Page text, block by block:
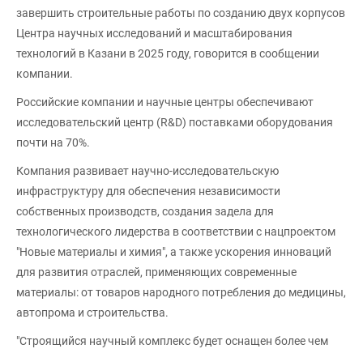
завершить строительные работы по созданию двух корпусов
Центра научных исследований и масштабирования
технологий в Казани в 2025 году, говорится в сообщении
компании.
Российские компании и научные центры обеспечивают
исследовательский центр (R&D) поставками оборудования
почти на 70%.
Компания развивает научно-исследовательскую
инфраструктуру для обеспечения независимости
собственных производств, создания задела для
технологического лидерства в соответствии с нацпроектом
"Новые материалы и химия", а также ускорения инноваций
для развития отраслей, применяющих современные
материалы: от товаров народного потребления до медицины,
автопрома и строительства.
"Строящийся научный комплекс будет оснащен более чем